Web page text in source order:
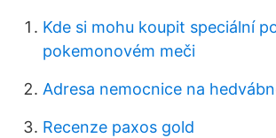
Kde si mohu koupit speciální
pokemonovém meči
Adresa nemocnice na
Recenze paxos gold